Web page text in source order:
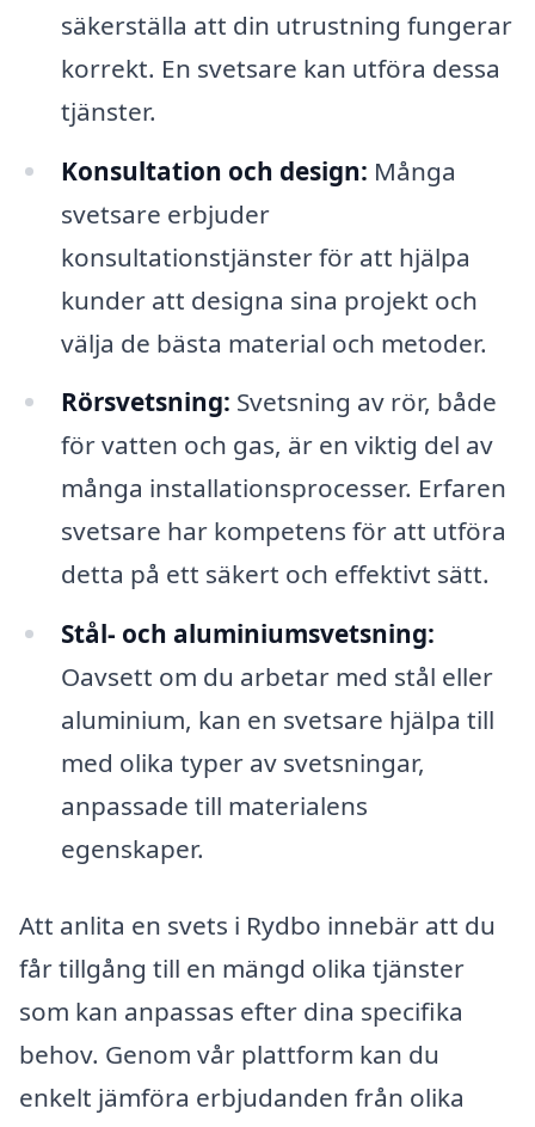
säkerställa att din utrustning fungerar
korrekt. En svetsare kan utföra dessa
tjänster.
Konsultation och design: Många
svetsare erbjuder
konsultationstjänster för att hjälpa
kunder att designa sina projekt och
välja de bästa material och metoder.
Rörsvetsning: Svetsning av rör, både
för vatten och gas, är en viktig del av
många installationsprocesser. Erfaren
svetsare har kompetens för att utföra
detta på ett säkert och effektivt sätt.
Stål- och aluminiumsvetsning:
Oavsett om du arbetar med stål eller
aluminium, kan en svetsare hjälpa till
med olika typer av svetsningar,
anpassade till materialens
egenskaper.
Att anlita en svets i Rydbo innebär att du
får tillgång till en mängd olika tjänster
som kan anpassas efter dina specifika
behov. Genom vår plattform kan du
enkelt jämföra erbjudanden från olika